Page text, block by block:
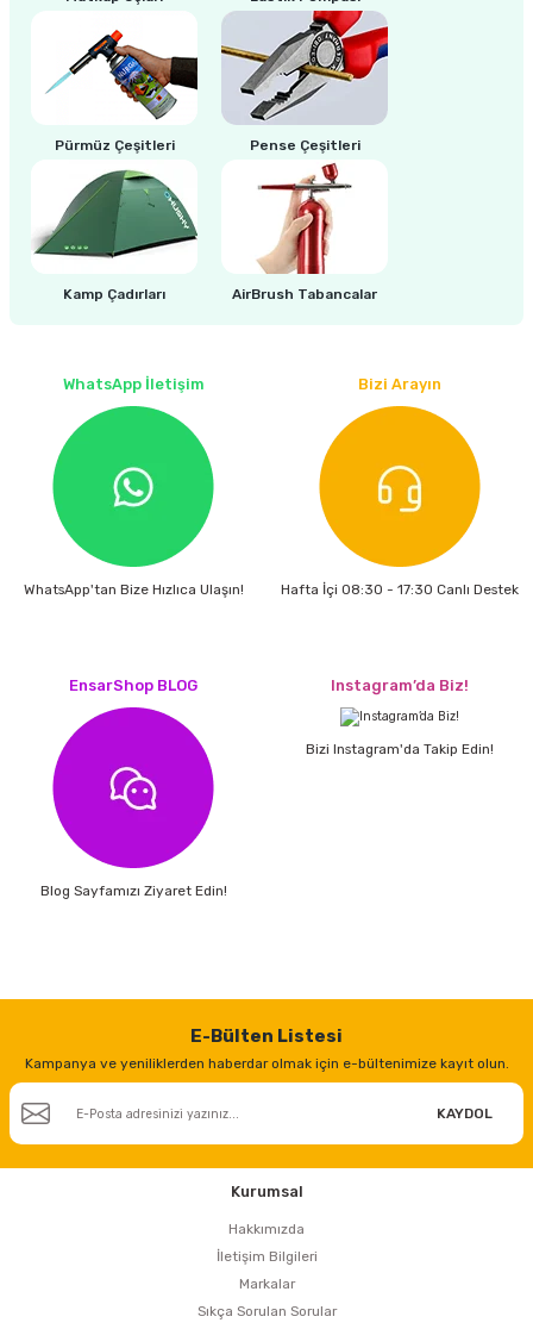
Makinası
Pürmüz Çeşitleri Pense Çeşitleri
Kamp Çadırları AirBrush Tabancalar
WhatsApp İletişim
WhatsApp'tan Bize Hızlıca Ulaşın!
Bizi Arayın
Hafta İçi 08:30 - 17:30 Canlı Destek
EnsarShop BLOG
Blog Sayfamızı Ziyaret Edin!
Instagram’da Biz!
Bizi Instagram'da Takip Edin!
E-Bülten Listesi
Kampanya ve yeniliklerden haberdar olmak için e-bültenimize kayıt olun.
KAYDOL
Kurumsal
Hakkımızda
İletişim Bilgileri
Markalar
Sıkça Sorulan Sorular